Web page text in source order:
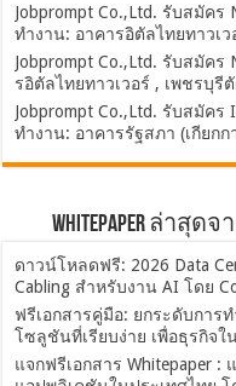
Jobprompt Co.,Ltd. รับสมัคร
ทำงาน: อาคารอิตัลไทยทาวเ
Jobprompt Co.,Ltd. รับสมัคร
รอิตัลไทยทาวเวอร์ , เพชรบุรี
Jobprompt Co.,Ltd. รับสมัคร
ทำงาน: อาคารรัฐสภา (เกียกก
Whitepaper ล่าสุดจาก
ดาวน์โหลดฟรี: 2026 Data
Cabling สำหรับงาน AI โดย
ฟรีเอกสารคู่มือ: ยกระดับการ
โซลูชันที่เรียบง่าย เพื่อธุรกิจ
แจกฟรีเอกสาร Whitepaper